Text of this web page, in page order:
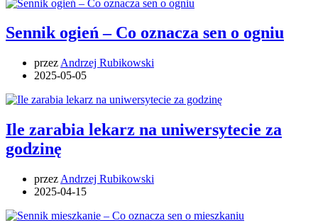
Sennik ogień – Co oznacza sen o ogniu
przez Andrzej Rubikowski
2025-05-05
Ile zarabia lekarz na uniwersytecie za
godzinę
przez Andrzej Rubikowski
2025-04-15